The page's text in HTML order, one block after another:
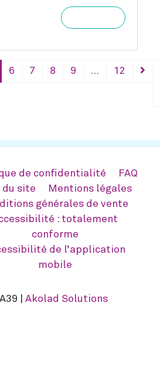
6 7 8 9 … 12
de confidentialité
FAQ
du site
Mentions légales
générales de vente
: totalement
conforme
de l’application
mobile
| Akolad Solutions